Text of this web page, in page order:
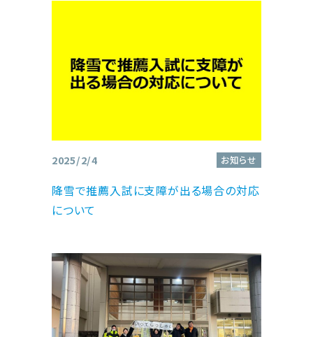
2025/2/4 お知らせ
降雪で推薦入試に支障が出る場合の対応
について